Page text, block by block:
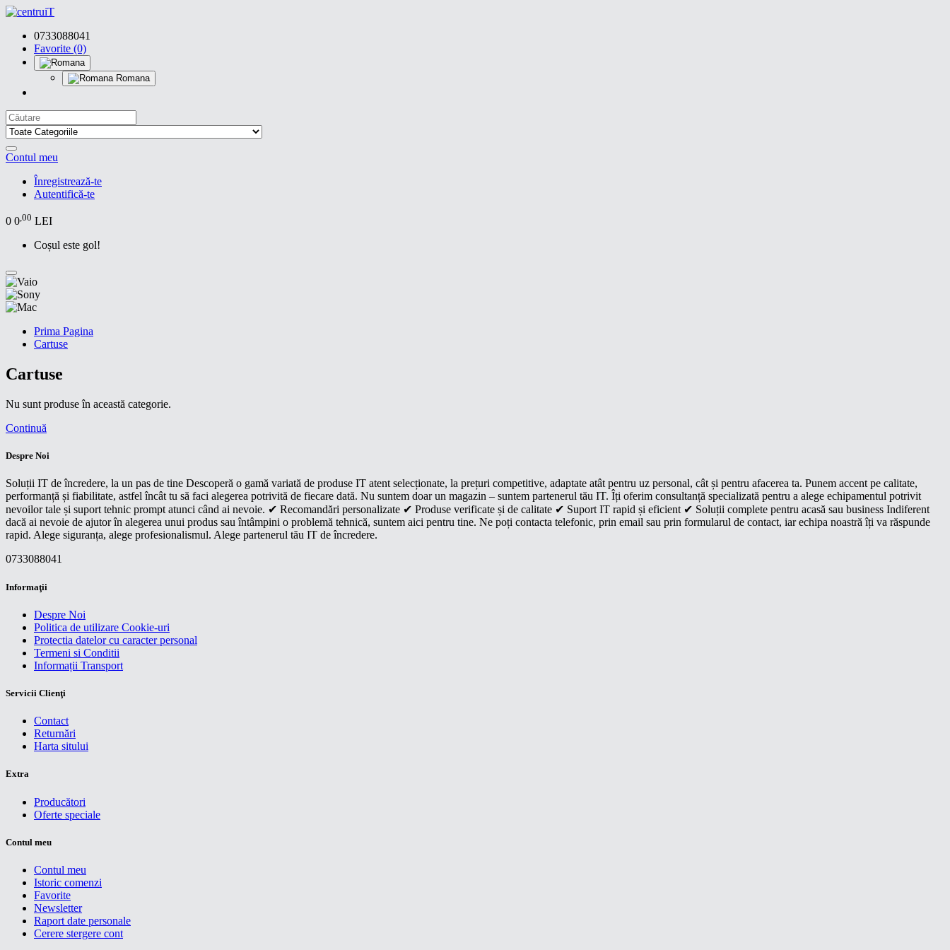
0733088041
Favorite (0)
Romana
Contul meu
Înregistrează-te
Autentifică-te
0 0,00 LEI
Coșul este gol!
Prima Pagina
Cartuse
Cartuse
Nu sunt produse în această categorie.
Continuă
Despre Noi
Soluții IT de încredere, la un pas de tine Descoperă o gamă variată de produse IT atent selecționate, la prețuri competitive, adaptate atât pentru uz personal, cât și pentru afacerea ta. Punem accent pe calitate,
performanță și fiabilitate, astfel încât tu să faci alegerea potrivită de fiecare dată. Nu suntem doar un magazin – suntem partenerul tău IT. Îți oferim consultanță specializată pentru a alege echipamentul potrivit
nevoilor tale și suport tehnic prompt atunci când ai nevoie. ✔ Recomandări personalizate ✔ Produse verificate și de calitate ✔ Suport IT rapid și eficient ✔ Soluții complete pentru acasă sau business Indiferent
dacă ai nevoie de ajutor în alegerea unui produs sau întâmpini o problemă tehnică, suntem aici pentru tine. Ne poți contacta telefonic, prin email sau prin formularul de contact, iar echipa noastră îți va răspunde
rapid. Alege siguranța, alege profesionalismul. Alege partenerul tău IT de încredere.
0733088041
Informaţii
Despre Noi
Politica de utilizare Cookie-uri
Protectia datelor cu caracter personal
Termeni si Conditii
Informații Transport
Servicii Clienţi
Contact
Returnări
Harta sitului
Extra
Producători
Oferte speciale
Contul meu
Contul meu
Istoric comenzi
Favorite
Newsletter
Raport date personale
Cerere stergere cont